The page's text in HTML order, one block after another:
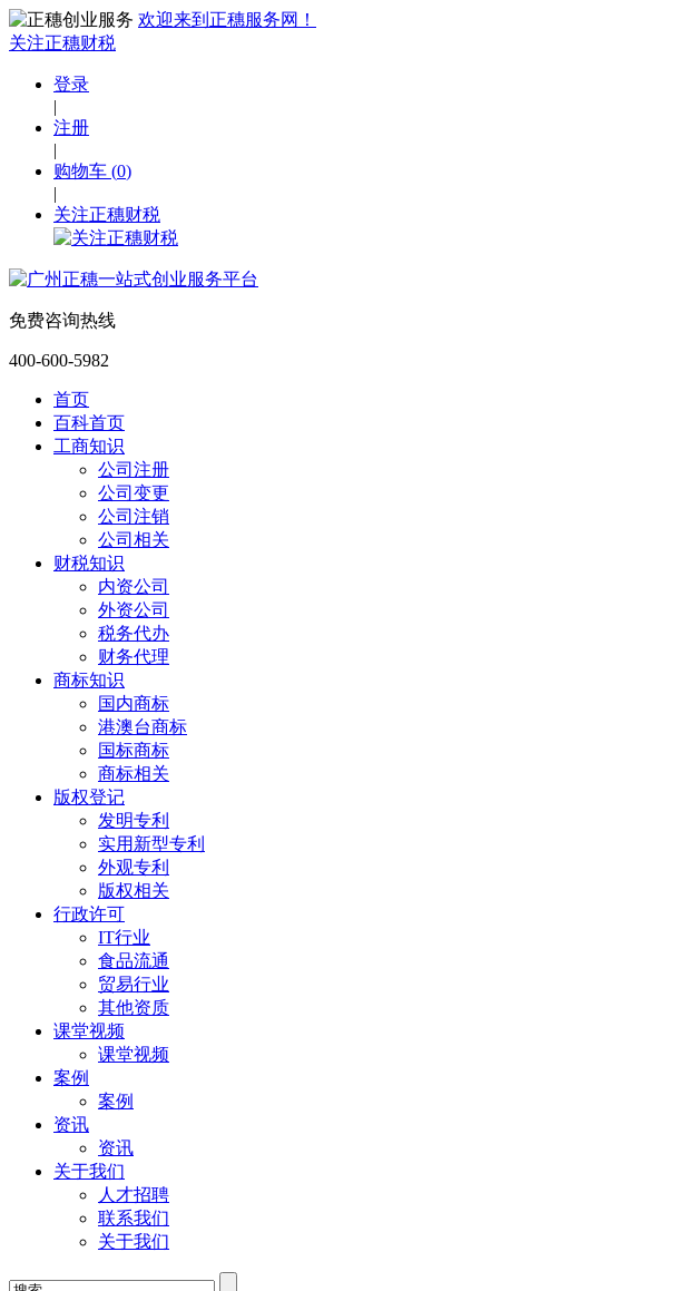
欢迎来到正穗服务网！
关注正穗财税
登录
|
注册
|
购物车 (0)
|
关注正穗财税
免费咨询热线
400-600-5982
首页
百科首页
工商知识
公司注册
公司变更
公司注销
公司相关
财税知识
内资公司
外资公司
税务代办
财务代理
商标知识
国内商标
港澳台商标
国标商标
商标相关
版权登记
发明专利
实用新型专利
外观专利
版权相关
行政许可
IT行业
食品流通
贸易行业
其他资质
课堂视频
课堂视频
案例
案例
资讯
资讯
关于我们
人才招聘
联系我们
关于我们